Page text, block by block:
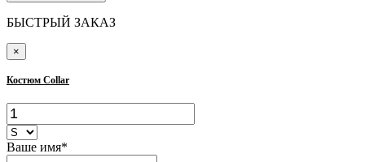
БЫСТРЫЙ ЗАКАЗ
×
Костюм Collar
Ваше имя*